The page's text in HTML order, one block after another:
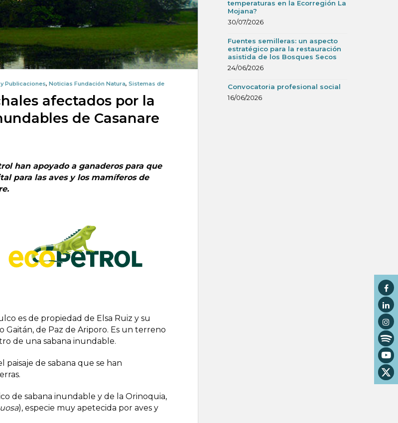
Publicaciones, Noticias Fundación Natura, Sistemas de
afectados por la
de Casanare
han apoyado a ganaderos para que
para las aves y los mamíferos de
es de propiedad de Elsa Ruiz y su
Gaitán, de Paz de Ariporo. Es un terreno
de una sabana inundable.
paisaje de sabana que se han
de sabana inundable y de la Orinoquia,
), especie muy apetecida por aves y
temperaturas en la Ecorregión La
Mojana?
30/07/2026
Fuentes semilleras: un aspecto
estratégico para la restauración
asistida de los Bosques Secos
24/06/2026
Convocatoria profesional social
16/06/2026